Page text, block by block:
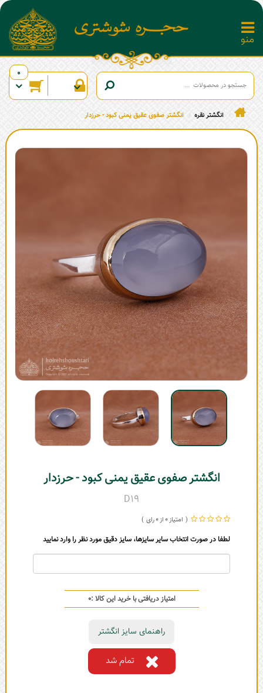
0
انگشتر نقره انگشتر صفوی عقیق یمنی کبود - حرزدار
انگشتر صفوی عقیق یمنی کبود - حرزدار
D19
0
0
لطفا در صورت انتخاب سایر سایزها، سایز دقیق مورد نظر را وارد نمایید
امتیاز دریافتی با خرید این کالا :0
راهنمای سایز انگشتر
تمام شد